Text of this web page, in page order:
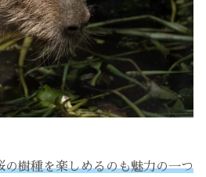
の樹種を楽しめるのも魅力の一つ